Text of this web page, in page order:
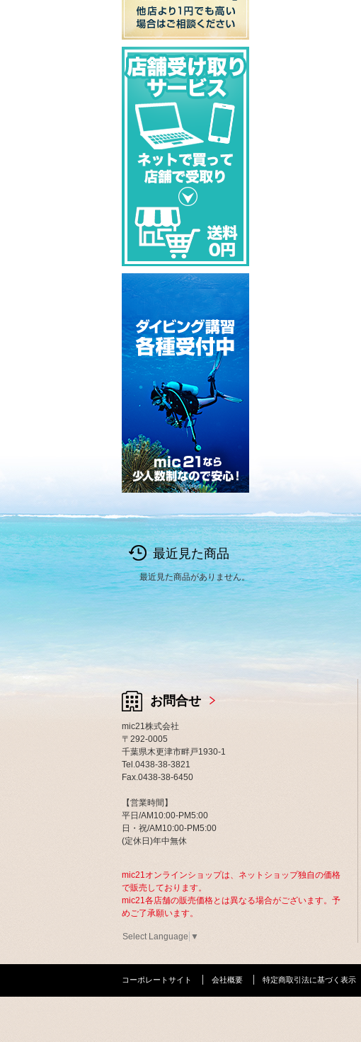
最近見た商品
最近見た商品がありません。
お問合せ
mic21株式会社
〒292-0005
千葉県木更津市畔戸1930-1
Tel.0438-38-3821
Fax.0438-38-6450
【営業時間】
平日/AM10:00-PM5:00
日・祝/AM10:00-PM5:00
(定休日)年中無休
mic21オンラインショップは、ネットショップ独自の価格
で販売しております。
mic21各店舗の販売価格とは異なる場合がございます。予
めご了承願います。
Select Language ▼
コーポレートサイト 会社概要 特定商取引法に基づく表示